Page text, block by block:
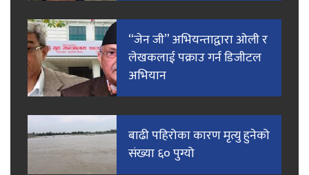
“जेन जी” अभियन्ताद्वारा ओली र
लेखकलाई पक्राउ गर्न डिजीटल
अभियान
बाढी पहिरोका कारण मृत्यु हुनेको
संख्या ६० पुग्यो